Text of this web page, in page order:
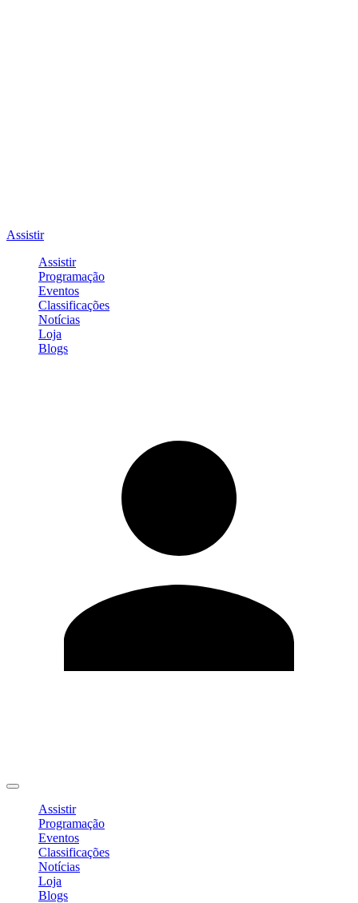
Assistir
Assistir
Programação
Eventos
Classificações
Notícias
Loja
Blogs
Assistir
Programação
Eventos
Classificações
Notícias
Loja
Blogs